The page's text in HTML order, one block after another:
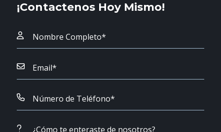
¡Contactenos Hoy Mismo!